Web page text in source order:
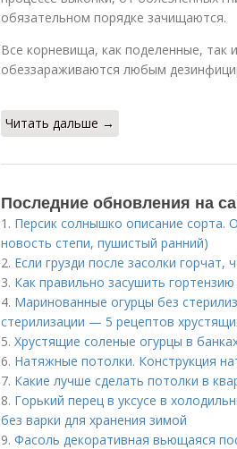
обязательном порядке зачищаются.
Все корневища, как поделенные, так
обеззараживаются любым
Читать дальше →
Последние обновления на
1. Персик солнышко описание сорта.
новость степи, пушистый ранний)
2. Если грузди после засолки
3. Как правильно засушить
4. Маринованные огурцы без
стерилизации — 5 рецептов
5. Хрустящие соленые огурцы в
6. Натяжные потолки. Конструкция
7. Какие лучше сделать потолки в
8. Горький перец в уксусе в
без варки для хранения зимой
9. Фасоль декоративная вьющаяся